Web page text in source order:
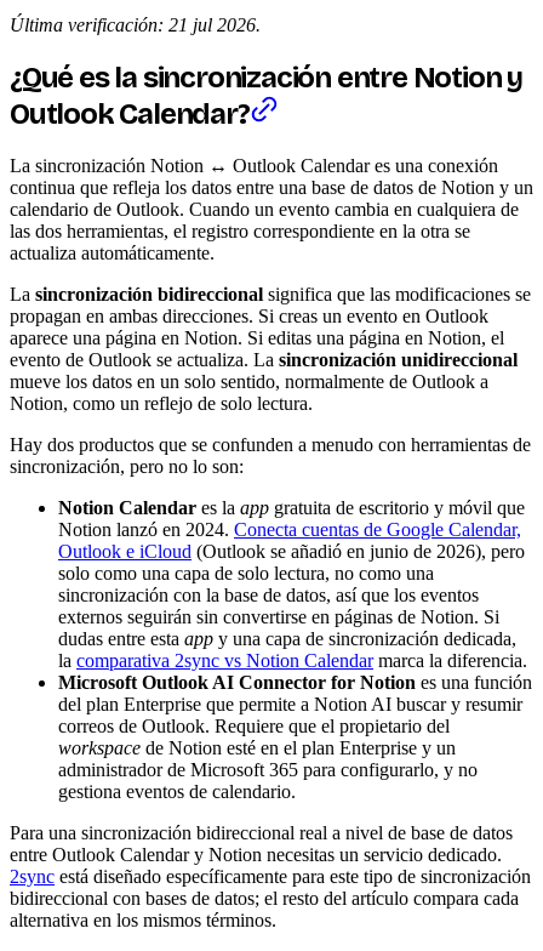
Última verificación: 21 jul 2026.
¿Qué es la sincronización entre Notion y
Outlook Calendar?
La sincronización Notion ↔ Outlook Calendar es una conexión
continua que refleja los datos entre una base de datos de Notion y un
calendario de Outlook. Cuando un evento cambia en cualquiera de
las dos herramientas, el registro correspondiente en la otra se
actualiza automáticamente.
La sincronización bidireccional significa que las modificaciones se
propagan en ambas direcciones. Si creas un evento en Outlook
aparece una página en Notion. Si editas una página en Notion, el
evento de Outlook se actualiza. La sincronización unidireccional
mueve los datos en un solo sentido, normalmente de Outlook a
Notion, como un reflejo de solo lectura.
Hay dos productos que se confunden a menudo con herramientas de
sincronización, pero no lo son:
Notion Calendar es la app gratuita de escritorio y móvil que
Notion lanzó en 2024. Conecta cuentas de Google Calendar,
Outlook e iCloud (Outlook se añadió en junio de 2026), pero
solo como una capa de solo lectura, no como una
sincronización con la base de datos, así que los eventos
externos seguirán sin convertirse en páginas de Notion. Si
dudas entre esta app y una capa de sincronización dedicada,
la comparativa 2sync vs Notion Calendarmarca la diferencia.
Microsoft Outlook AI Connector for Notion es una función
del plan Enterprise que permite a Notion AI buscar y resumir
correos de Outlook. Requiere que el propietario del
workspace de Notion esté en el plan Enterprise y un
administrador de Microsoft 365 para configurarlo, y no
gestiona eventos de calendario.
Para una sincronización bidireccional real a nivel de base de datos
entre Outlook Calendar y Notion necesitas un servicio dedicado.
2sync está diseñado específicamente para este tipo de sincronización
bidireccional con bases de datos; el resto del artículo compara cada
alternativa en los mismos términos.